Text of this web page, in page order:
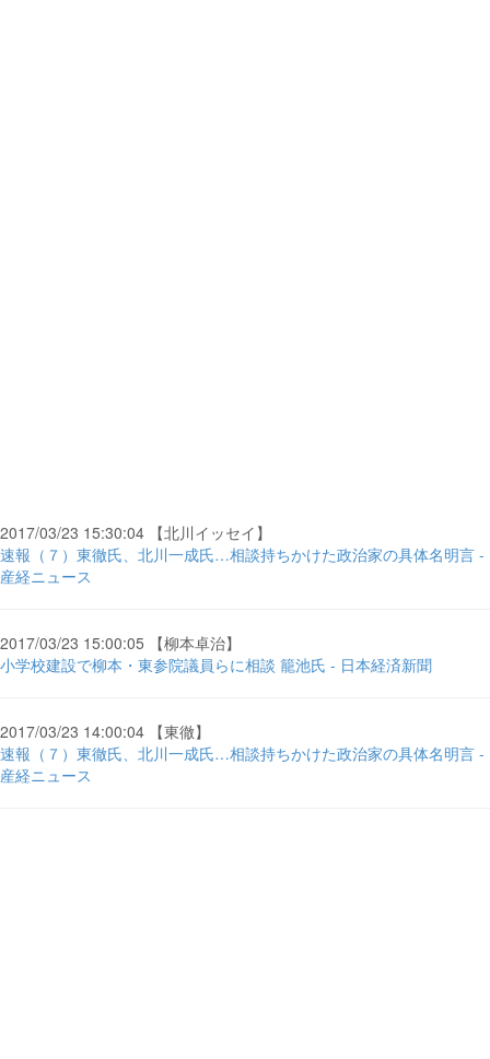
2017/03/23 15:30:04 【北川イッセイ】
速報（７）東徹氏、北川一成氏…相談持ちかけた政治家の具体名明言 -
産経ニュース
2017/03/23 15:00:05 【柳本卓治】
小学校建設で柳本・東参院議員らに相談 籠池氏 - 日本経済新聞
2017/03/23 14:00:04 【東徹】
速報（７）東徹氏、北川一成氏…相談持ちかけた政治家の具体名明言 -
産経ニュース